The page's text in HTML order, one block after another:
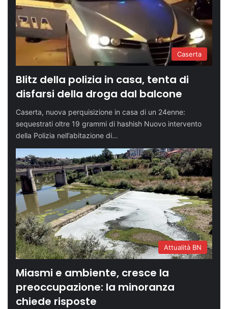
Caserta
Blitz della polizia in casa, tenta di
disfarsi della droga dal balcone
Caserta, nuova perquisizione in casa di un 24enne:
sequestrati oltre 19 grammi di hashish Nuovo intervento
della Polizia nell’abitazione di…
Attualità BN
Miasmi e ambiente, cresce la
preoccupazione: la minoranza
chiede risposte